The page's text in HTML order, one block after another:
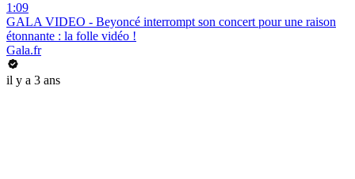
1:09
GALA VIDEO - Beyoncé interrompt son concert pour une raison
étonnante : la folle vidéo !
Gala.fr
il y a 3 ans